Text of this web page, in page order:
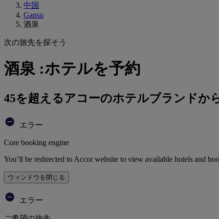
中国
Gansu
酒泉
次の旅先を探そう
酒泉 :ホテルを予約
45を超えるアコーのホテルブランドか
エラー
Core booking engine
You’ll be redirected to Accor website to view available hotels and
ウィンドウを閉じる
エラー